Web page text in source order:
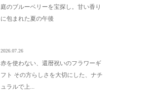
庭のブルーベリーを宝探し。甘い香り
に包まれた夏の午後
2026.07.26
赤を使わない、還暦祝いのフラワーギ
フト その方らしさを大切にした、ナチ
ュラルで上...